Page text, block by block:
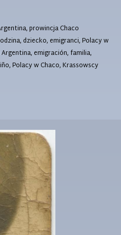
prowincja Chaco
dziecko, emigranci, Polacy w
emigración, familia,
Polacy w Chaco, Krassowscy